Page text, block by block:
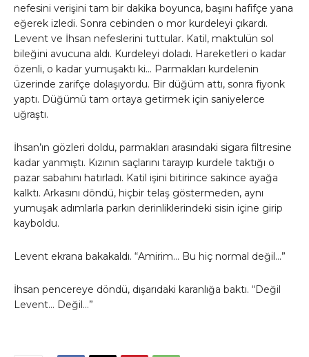
nefesini verişini tam bir dakika boyunca, başını hafifçe yana
eğerek izledi. Sonra cebinden o mor kurdeleyi çıkardı.
Levent ve İhsan nefeslerini tuttular. Katil, maktulün sol
bileğini avucuna aldı. Kurdeleyi doladı. Hareketleri o kadar
özenli, o kadar yumuşaktı ki… Parmakları kurdelenin
üzerinde zarifçe dolaşıyordu. Bir düğüm attı, sonra fiyonk
yaptı. Düğümü tam ortaya getirmek için saniyelerce
uğraştı.
İhsan’ın gözleri doldu, parmakları arasındaki sigara filtresine
kadar yanmıştı. Kızının saçlarını tarayıp kurdele taktığı o
pazar sabahını hatırladı. Katil işini bitirince sakince ayağa
kalktı. Arkasını döndü, hiçbir telaş göstermeden, aynı
yumuşak adımlarla parkın derinliklerindeki sisin içine girip
kayboldu.
Levent ekrana bakakaldı. “Amirim… Bu hiç normal değil…”
İhsan pencereye döndü, dışarıdaki karanlığa baktı. “Değil
Levent… Değil…”